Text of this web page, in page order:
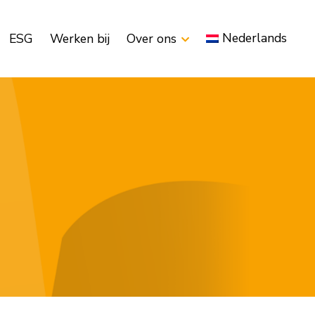
ESG Werken bij Over ons Nederlands